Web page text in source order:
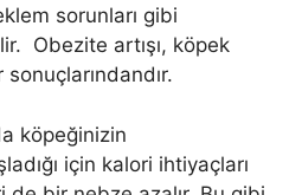
sorunları gibi
Obezite artışı, köpek
sonuçlarındandır.
köpeğinizin
için kalori ihtiyaçları